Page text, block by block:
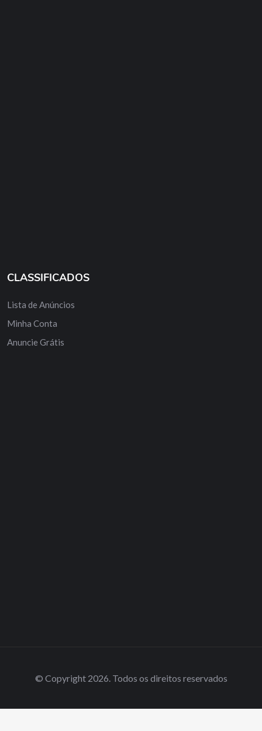
CLASSIFICADOS
Lista de Anúncios
Minha Conta
Anuncie Grátis
© Copyright 2026. Todos os direitos reservados